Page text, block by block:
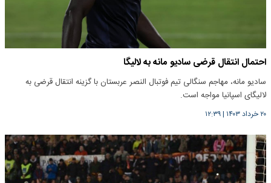
احتمال انتقال قرضی سادیو مانه به لالیگا
سادیو مانه، مهاجم سنگالی تیم فوتبال النصر عربستان با گزینه انتقال قرضی به
لالیگای اسپانیا مواجه است.
۲۰ خرداد ۱۴۰۳ |۱۲:۳۹